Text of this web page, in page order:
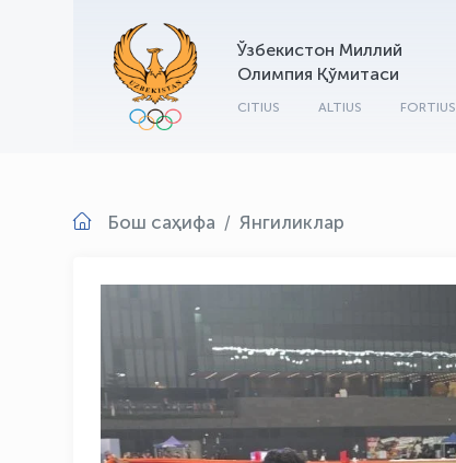
Ўзбекистон Миллий
Олимпия Қўмитаси
CITIUS ALTIUS FORTIUS
Бош саҳифа Янгиликлар